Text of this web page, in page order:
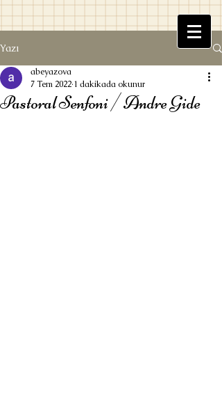
Beyaz Kitaplık
Yazı
Pastoral Senfoni / Andre Gide
abeyazova
7 Tem 2022 1 dakikada okunur